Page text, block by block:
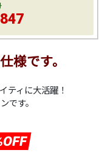
様です。
ティに大活躍！
です。